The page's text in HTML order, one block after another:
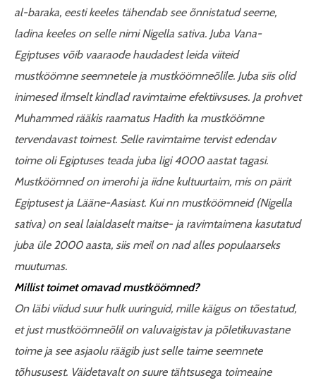
al-baraka, eesti keeles tähendab see õnnistatud seeme,
ladina keeles on selle nimi Nigella sativa. Juba Vana-
Egiptuses võib vaaraode haudadest leida viiteid
mustköömne seemnetele ja mustköömneõlile. Juba siis olid
inimesed ilmselt kindlad ravimtaime efektiivsuses. Ja prohvet
Muhammed rääkis raamatus Hadith ka mustköömne
tervendavast toimest. Selle ravimtaime tervist edendav
toime oli Egiptuses teada juba ligi 4000 aastat tagasi.
Mustköömned on imerohi ja iidne kultuurtaim, mis on pärit
Egiptusest ja Lääne-Aasiast. Kui nn mustköömneid (Nigella
sativa) on seal laialdaselt maitse- ja ravimtaimena kasutatud
juba üle 2000 aasta, siis meil on nad alles populaarseks
muutumas.
Millist toimet omavad mustköömned?
On läbi viidud suur hulk uuringuid, mille käigus on tõestatud,
et just mustköömneõlil on valuvaigistav ja põletikuvastane
toime ja see asjaolu räägib just selle taime seemnete
tõhususest. Väidetavalt on suure tähtsusega toimeaine